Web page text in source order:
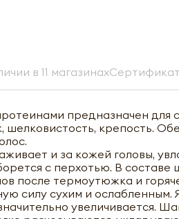
в 11 магазинах
предназначен для
шелковистость, крепость.
и за кожей головы,
с перхотью. В
после термоутюжка и
силу сухим и ослабленным.
увеличивается.